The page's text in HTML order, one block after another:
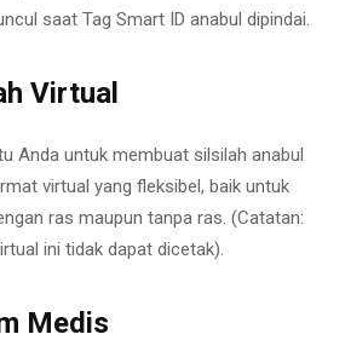
saat Tag Smart ID anabul dipindai.
Virtual
Anda untuk membuat silsilah anabul
virtual yang fleksibel, baik untuk
ras maupun tanpa ras. (Catatan:
ini tidak dapat dicetak).
Medis